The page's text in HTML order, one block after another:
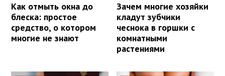
Как отмыть окна до
блеска: простое
средство, о котором
многие не знают
Зачем многие хозяйки
кладут зубчики
чеснока в горшки с
комнатными
растениями